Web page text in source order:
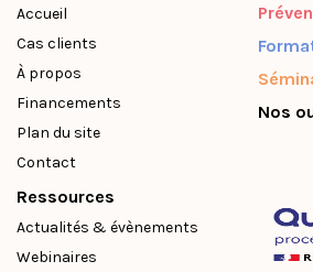
Accueil
Cas clients
À propos
Financements
Plan du site
Contact
Nos
Ressources
Actualités & évènements
Webinaires